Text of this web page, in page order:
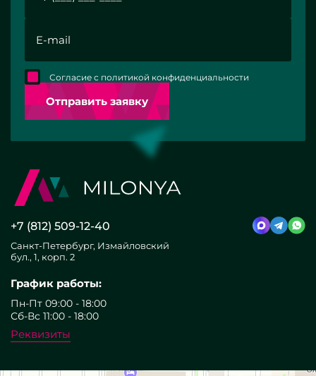
Отправить заявку
Согласие с политикой конфиденциальности
+7 (812) 509-12-40
Санкт-Петербург, Измайловский
бул., 1, корп. 2
График работы:
Пн-Пт 09:00 - 18:00
Сб-Вс 11:00 - 18:00
Реквизиты